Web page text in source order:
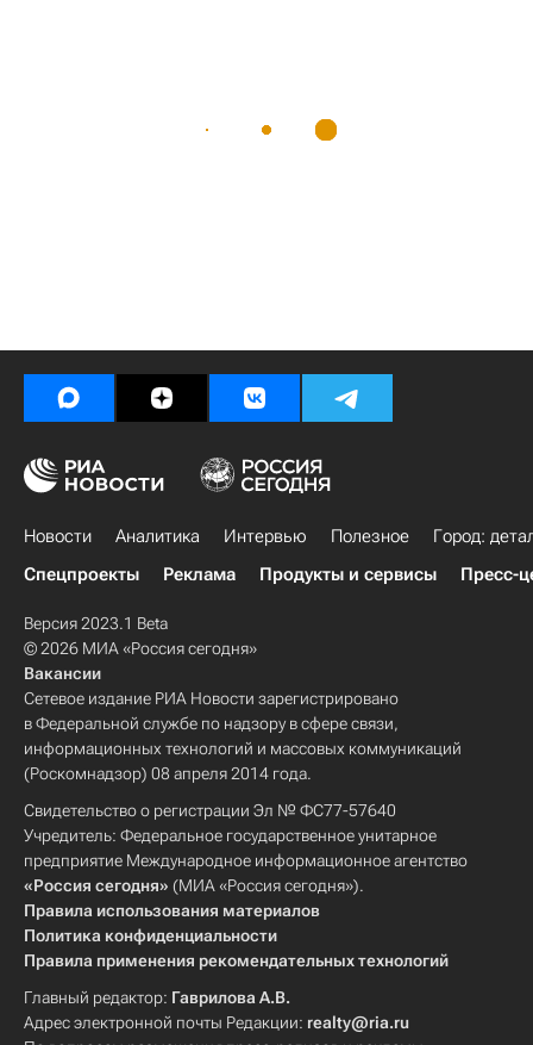
Новости Аналитика Интервью Полезное
Город:
Спецпроекты
Реклама Продукты и сервисы Пресс-
Версия 2023.1 Beta
© 2026 МИА «Россия сегодня»
Вакансии
Сетевое издание РИА Новости зарегистрировано
в Федеральной службе по надзору в сфере связи,
информационных технологий и массовых коммуникаций
(Роскомнадзор) 08 апреля 2014 года.
Свидетельство о регистрации Эл № ФС77-57640
Учредитель: Федеральное государственное унитарное
предприятие Международное информационное агентство
«Россия сегодня» (МИА «Россия сегодня»).
Правила использования материалов
Политика конфиденциальности
Правила применения рекомендательных технологий
Главный редактор: Гаврилова А.В.
Адрес электронной почты Редакции: realty@ria.ru